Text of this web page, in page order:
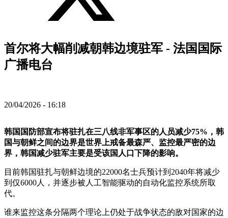
首尔将大幅削减朝韩边境驻军 - 法国国际
广播电台
20/04/2026 - 16:18
韩国国防部宣布将驻扎在三八线非军事区的人员减少75%，韩
国与朝鲜之间的边界是世界上戒备最森严、监控最严密的边
界，韩国减少驻军主要是受该国人口下降的影响。
目前韩国驻扎与朝鲜边境的22000名士兵预计到2040年将减少
到仅6000人，并逐步被人工智能驱动的自动化监控系统所取
代。
谁来监控这条分隔两个理论上仍处于战争状态的敌对国家的边